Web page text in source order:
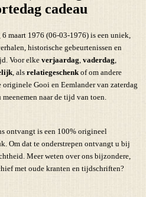
cadeau
maart 1976 (06-03-1976) is een uniek,
historische gebeurtenissen en
Voor elke verjaardag vaderdag
, als relatiegeschenk of om andere
Gooi en Eemlander van zaterdag
naar de tijd van toen.
ontvangt is een 100% origineel
Om dat te onderstrepen ontvangt u bij
Meer weten over ons bijzondere,
met oude kranten en tijdschriften?